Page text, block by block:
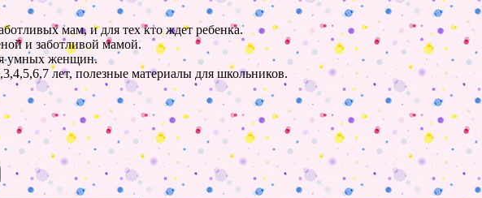
мам, и для тех кто ждет ребенка.
и заботливой мамой.
умных женщин.
лет, полезные материалы для школьников.